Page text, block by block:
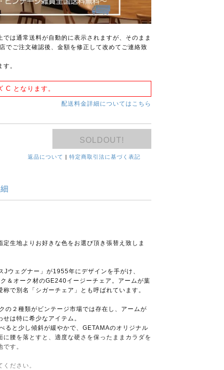
は通常送料が自動的に表示されますが、そのまま
でご注文確認後、金額を修正して改めてご連絡致
。
C となります。
配送料金詳細についてはこちら
SOLDOUT!
返品について 特定商取引法に基づく表記
定生地よりお好きな色をお選び頂き張替え致しま
ウェグナー」が1955年にデザインを手がけ、
＆オーク材のGE240イージーチェア。アームが葉
で別名「シガーチェア」とも呼ばれています。
の２種類がビンテージ市場では存在し、アームが
は特に希少なアイテム。
ると少し傾斜が緩やかで、GETAMAのオリジナル
腰を落とすと、適度な硬さを保ったままカラダを
す。
ださい。